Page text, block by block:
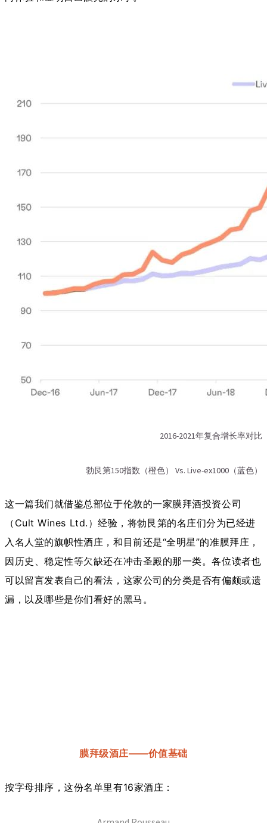
2016-2021年复合增长率对比
勃艮第150指数（橙色） Vs. Live-ex1000（蓝色）
这一篇我们就借鉴总部位于伦敦的一家膜拜酒投资公司
（Cult Wines Ltd.）经验，将勃艮第的名庄们分为已经进
入名人堂的旗帜性酒庄，和目前还是“全明星”的准膜拜庄，
因历史、稳定性等欠缺还在冲击圣殿的那一类。各位读者也
可以留言发表自己的看法，这家公司的分类是否有偏颇或遗
漏，以及哪些是你们看好的黑马。
膜拜级酒庄——价值基础
按字母排序，这份名单里有16家酒庄：